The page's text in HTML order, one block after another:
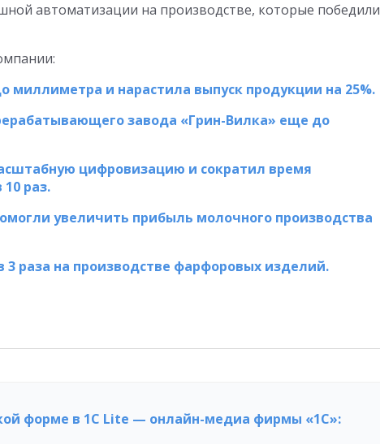
автоматизации на производстве, которые победили
миллиметра и нарастила выпуск продукции на 25%.
завода «Грин-Вилка» еще до
цифровизацию и сократил время
раз.
увеличить прибыль молочного производства
раза на производстве фарфоровых изделий.
форме в 1С Lite — онлайн-медиа фирмы «1С»: